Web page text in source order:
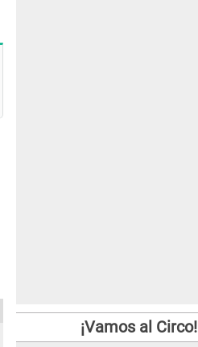
¡Vamos al Circo!